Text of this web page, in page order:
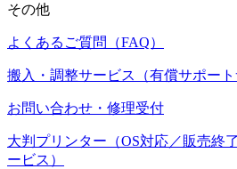
その他
よくあるご質問（FAQ）
搬入・調整サービス（有償サポート
お問い合わせ・修理受付
大判プリンター（OS対応／販売終
ービス）